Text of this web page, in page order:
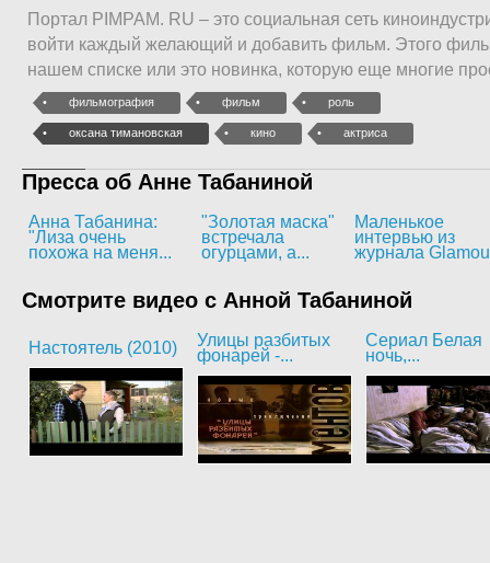
Портал PIMPAM. RU – это социальная сеть
войти каждый желающий и добавить фильм. Этого
нашем списке или это новинка, которую еще многие
фильмография фильм роль
оксана тимановская кино актриса
Пресса об Анне Табаниной
Анна Табанина:
"Лиза очень
похожа на меня...
"Золотая маска"
встречала
огурцами, а...
Маленькое
интервью из
журнала
Смотрите видео с Анной Табаниной
Настоятель (2010)
Улицы разбитых
фонарей -...
Сериал Белая
ночь,...